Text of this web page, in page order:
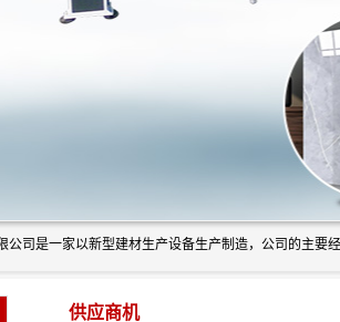
供应商机